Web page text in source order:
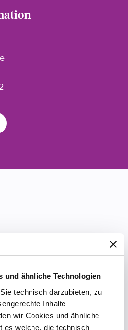
und ähnliche Technologien
technisch darzubieten, zu
Inhalte
wir Cookies und ähnliche
es welche, die technisch
the Free University of
2011
First legal examination in